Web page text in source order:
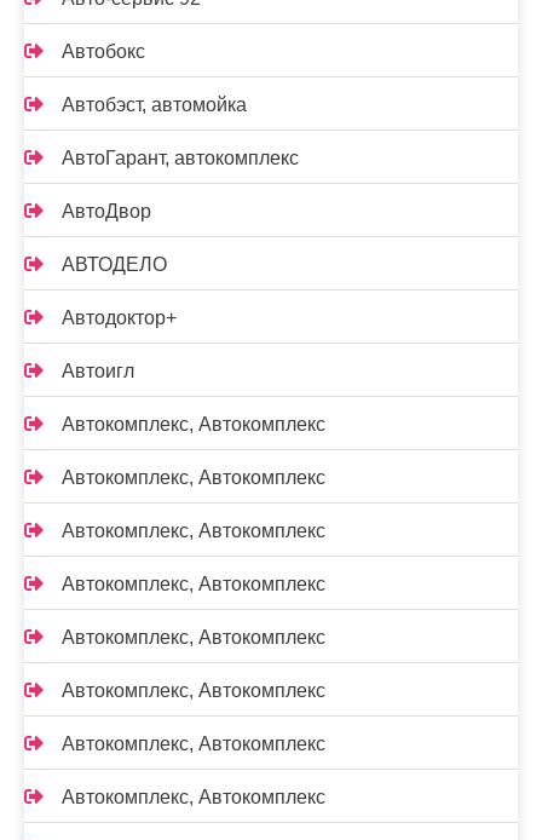
Автобокс
Автобэст, автомойка
АвтоГарант, автокомплекс
АвтоДвор
АВТОДЕЛО
Автодоктор+
Автоигл
Автокомплекс, Автокомплекс
Автокомплекс, Автокомплекс
Автокомплекс, Автокомплекс
Автокомплекс, Автокомплекс
Автокомплекс, Автокомплекс
Автокомплекс, Автокомплекс
Автокомплекс, Автокомплекс
Автокомплекс, Автокомплекс